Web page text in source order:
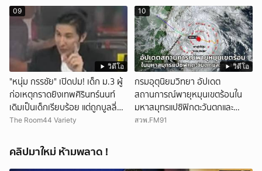
วิดีโอ
09
"หนุ่ม กรรชัย" เปิดปม! เด็ก ม.3 ผู้
ก่อเหตุกราดยิงเทพศิรินทร์นนท์
เดิมเป็นเด็กเรียบร้อย แต่ถูกบูลลี่
หนัก คาดแรงกดดันสะสมกลายเป็น
The Room44 Variety
วิดีโอ
10
กรมอุตุนิยมวิทยา อัปเดต
สถานการณ์พายุหมุนเขตร้อนใน
มหาสมุทรแปซิฟิกตะวันตกและ
ทะเลจีนใต้
สวพ.FM91
คลิปมาใหม่ ห้ามพลาด !